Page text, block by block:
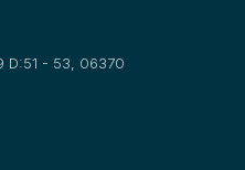
D:51 - 53, 06370